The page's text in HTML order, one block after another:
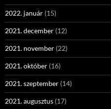
2022. január (15)
2021. december (12)
2021. november (22)
2021. október (16)
2021. szeptember (14)
2021. augusztus (17)